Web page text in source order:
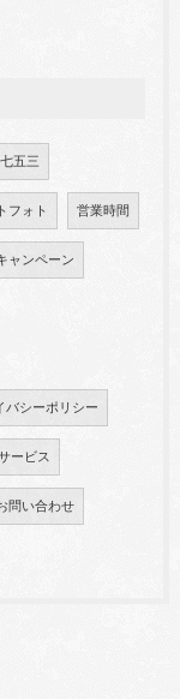
七五三
フォト 営業時間
ャンペーン
バシーポリシー
ービス
問い合わせ